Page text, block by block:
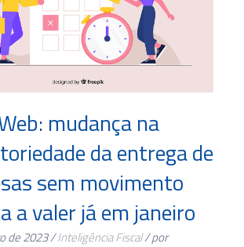
mudança na
da entrega de
sem movimento
a valer já em janeiro
de 2023 /Inteligência Fiscal/ por